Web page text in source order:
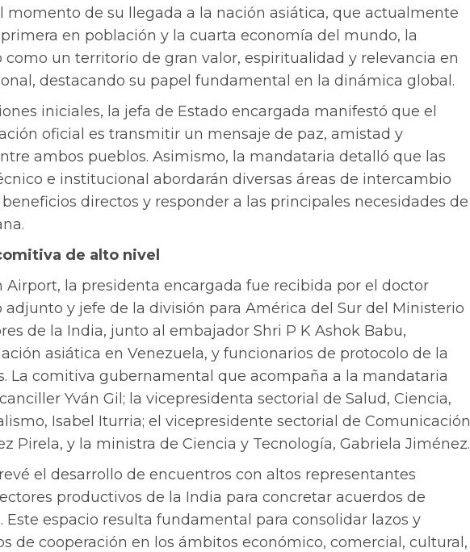
momento de su llegada a la nación asiática, que actualmente
en población y la cuarta economía del mundo, la
un territorio de gran valor, espiritualidad y relevancia en
destacando su papel fundamental en la dinámica global.
iniciales, la jefa de Estado encargada manifestó que el
oficial es transmitir un mensaje de paz, amistad y
ambos pueblos. Asimismo, la mandataria detalló que las
e institucional abordarán diversas áreas de intercambio
directos y responder a las principales necesidades de
de alto nivel
Airport, la presidenta encargada fue recibida por el doctor
adjunto y jefe de la división para América del Sur del Ministerio
de la India, junto al embajador Shri P K Ashok Babu,
asiática en Venezuela, y funcionarios de protocolo de la
La comitiva gubernamental que acompaña a la mandataria
Yván Gil; la vicepresidenta sectorial de Salud, Ciencia,
Isabel Iturria; el vicepresidente sectorial de Comunicación
Pirela, y la ministra de Ciencia y Tecnología, Gabriela Jiménez.
el desarrollo de encuentros con altos representantes
productivos de la India para concretar acuerdos de
espacio resulta fundamental para consolidar lazos y
de cooperación en los ámbitos económico, comercial, cultural,